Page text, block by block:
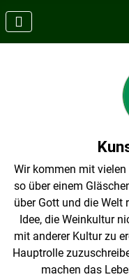
Wir kommen mit
so über einem
über Gott und die Welt
Idee, die Weinkultur
mit anderer Kultur zu
Hauptrolle
machen das